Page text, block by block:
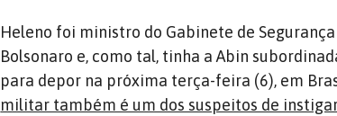
Heleno foi ministro do Gabinete de
Bolsonaro e, como tal, tinha a Abin
para depor na próxima terça-feira (6), em
militar também é um dos suspeitos de